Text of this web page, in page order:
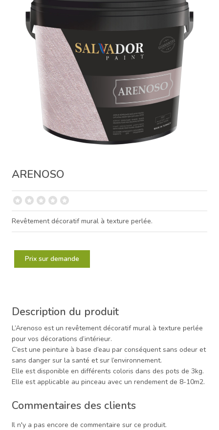
ARENOSO
Revêtement décoratif mural à texture perlée.
Prix sur demande
Description du produit
L’Arenoso est un revêtement décoratif mural à texture perlée
pour vos décorations d’intérieur.
C’est une peinture à base d’eau par conséquent sans odeur et
sans danger sur la santé et sur l’environnement.
Elle est disponible en différents coloris dans des pots de 3kg.
Elle est applicable au pinceau avec un rendement de 8-10m2.
Commentaires des clients
Il n'y a pas encore de commentaire sur ce produit.